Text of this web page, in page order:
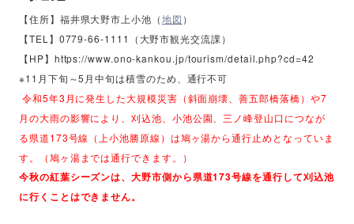
【住所】福井県大野市上小池（地図 ）
【TEL】0779-66-1111（大野市観光交流課）
【HP】https://www.ono-kankou.jp/tourism/detail.php?cd=42
※11月下旬～5月中旬は積雪のため、通行不可
令和5年3月に発生した大規模災害（斜面崩壊、善五郎橋落橋）や7
月の大雨の影響により、刈込池、小池公園、三ノ峰登山口につなが
る県道173号線（上小池勝原線）は鳩ヶ湯から通行止めとなっていま
す。（鳩ヶ湯までは通行できます。）
今秋の紅葉シーズンは、大野市側から県道173号線を通行して刈込池
に行くことはできません。